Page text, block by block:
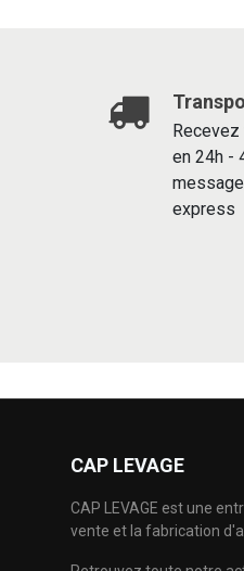
en 24h -
express
CAP LEVAGE
CAP LEVAGE est une
vente et la fabrication